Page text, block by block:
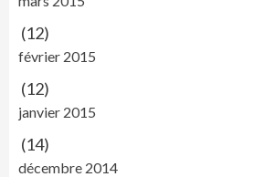
(12)
février 2015
(12)
janvier 2015
(14)
décembre 2014